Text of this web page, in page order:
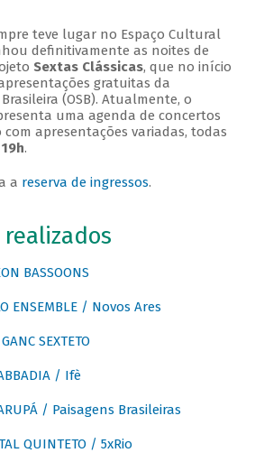
teve lugar no Espaço Cultural
definitivamente as noites de
Sextas Clássicas, que no início
gratuitas da
(OSB). Atualmente, o
uma agenda de concertos
apresentações variadas, todas
.
a reserva de ingressos.
BASSOONS
ENSEMBLE / Novos Ares
SEXTETO
/ Ifè
/ Paisagens Brasileiras
QUINTETO / 5xRio